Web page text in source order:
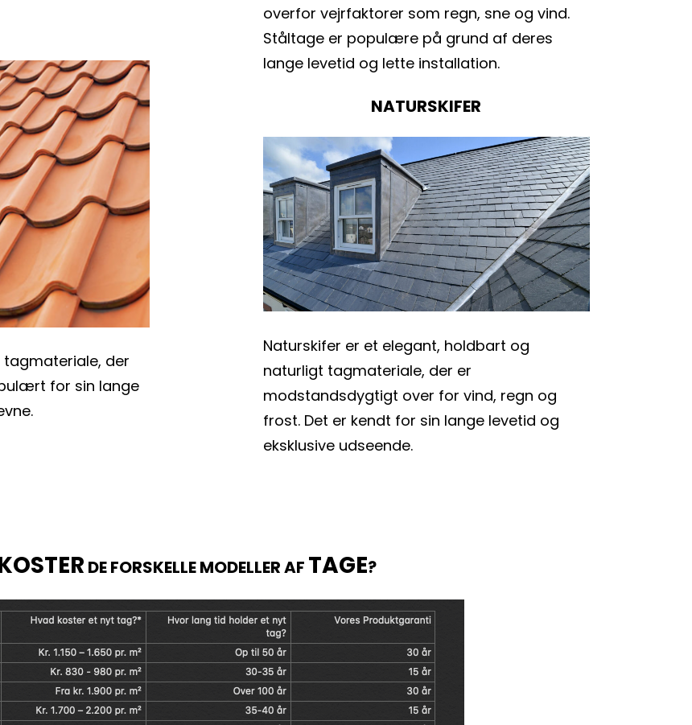
der
for sin lange
overfor vejrfaktorer som regn, sne og vind.
Ståltage er populære på grund af deres
lange levetid og lette installation.
NATURSKIFER
Naturskifer er et elegant, holdbart og
naturligt tagmateriale, der er
modstandsdygtigt over for vind, regn og
frost. Det er kendt for sin lange levetid og
eksklusive udseende.
DE FORSKELLE MODELLER AF TAGE?